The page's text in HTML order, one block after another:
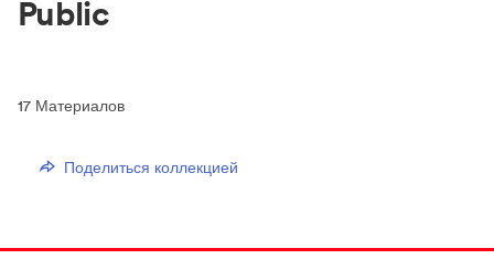
Public
17 Материалов
Поделиться коллекцией